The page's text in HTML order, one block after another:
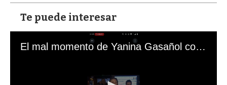
Te puede interesar
El mal momento de Yanina Gasañol con un hincha argentino en "Subrayado"